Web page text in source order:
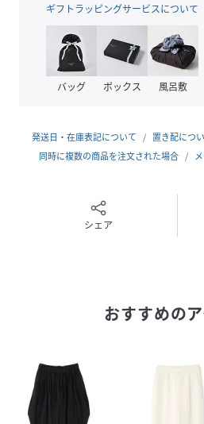
【商品特性】
透け感：あり
伸縮性：あり
フィット感：普通
透け感/あり|裏地/あり|光沢/なし|
性別タイプ
ギフトラッピングサービスについて
バッグ ボックス 風呂敷
発送日・在庫表記について 置き配につ
同時に複数の商品を注文された場合
シェア
おすすめの